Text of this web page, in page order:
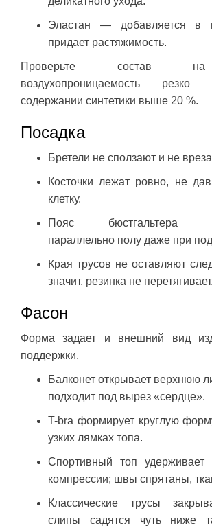
Эластан — добавляется в
придает растяжимость.
Проверьте состав
воздухопроницаемость
содержании синтетики выше 20 %.
Посадка
Бретели не сползают и не
Косточки лежат ровно, не
клетку.
Пояс бюстгальтера
параллельно полу даже при
Края трусов не оставляют
значит, резинка не перетягивает.
Фасон
Форма задает и внешний вид
поддержки.
Балконет открывает верхнюю
подходит под вырез «сердце».
T-bra формирует круглую
узких лямках топа.
Спортивный топ удерживает
компрессии; швы спрятаны,
Классические трусы
слипы садятся чуть ниже